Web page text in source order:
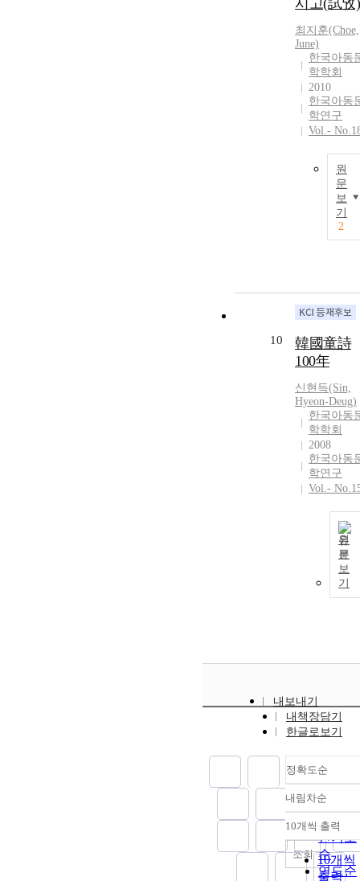
시고(試攷)
최지훈(Choe,
June)
한국아동
학학회
2010
한국아동
학연구
Vol.-
원
문
보
기
2
10
韓國童詩
100年
신현득(Sin,
Hyeon-Deug)
한국아동
학학회
2008
한국아동
학연구
Vol.-
원
문
보
기
내보내기
내책장담기
한글로보기
정확도순
정확도
순
인기도
순
연도순
내림차순
내림차
10개씩 출력
10개씩
출력
조회